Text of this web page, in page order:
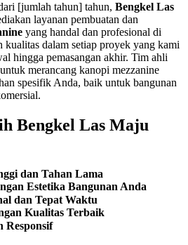
[jumlah tahun] tahun, Bengkel Las
layanan pembuatan dan
yang handal dan profesional di
kualitas dalam setiap proyek yang kami
hingga pemasangan akhir. Tim ahli
merancang kanopi mezzanine
spesifik Anda, baik untuk bangunan
Bengkel Las Maju
dan Tahan Lama
Estetika Bangunan Anda
dan Tepat Waktu
Kualitas Terbaik
Responsif